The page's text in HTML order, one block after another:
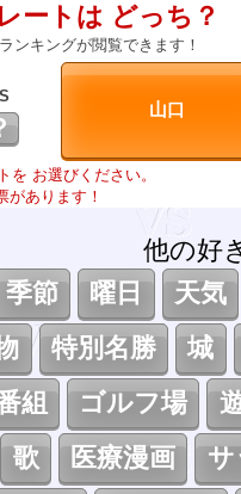
ートは どっち？
ンキングが閲覧できます！
を お選びください。
があります！
他の好
季節 曜日
天気
特別名勝
城
組 ゴルフ場
歌 医療漫画
サ